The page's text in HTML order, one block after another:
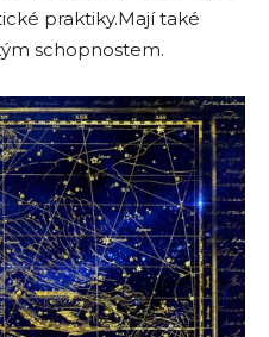
praktiky.Mají také
schopnostem.